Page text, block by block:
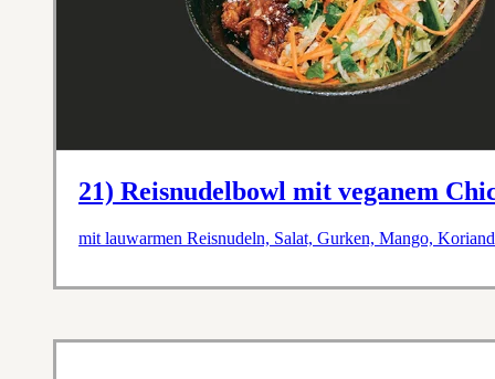
21) Reisnudelbowl mit veganem
mit lauwarmen Reisnudeln, Salat, Gurken, Mango,